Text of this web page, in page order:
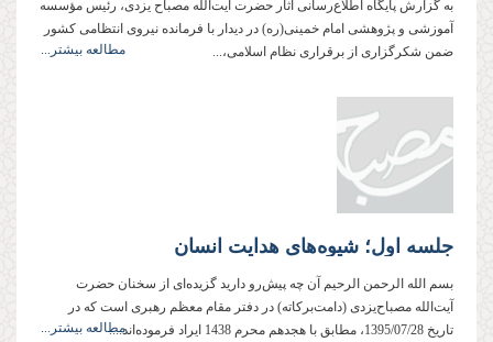
به گزارش پایگاه اطلاع‌رسانی آثار حضرت آیت‌الله مصباح یزدی، رئیس مؤسسه
آموزشی و پژوهشی امام خمینی‌(ره) در دیدار با فرمانده نیروی انتظامی کشور
ضمن شکرگزاری از برقراری نظام اسلامی،...
مطالعه بیشتر...
جلسه اول؛ شیوه‌های هدایت انسان
بسم الله الرحمن الرحیم آن چه پیش‌رو دارید گزیده‌ای از سخنان حضرت
آیت‌الله مصباح‌یزدی (دامت‌بركاته) در دفتر مقام معظم رهبری است كه در
تاریخ 1395/07/28، مطابق با هجدهم محرم‌ 1438 ایراد فرموده‌اند....
مطالعه بیشتر...